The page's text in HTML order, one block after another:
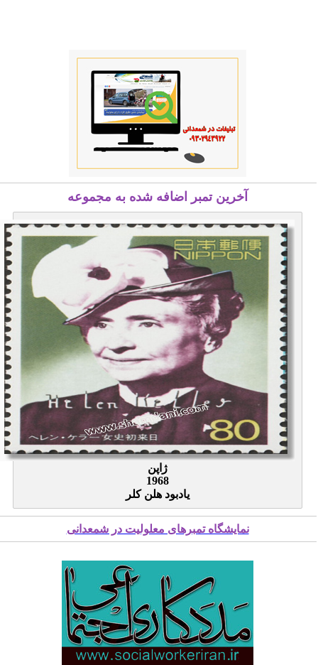
آخرین تمبر اضافه شده به مجموعه
ژاپن
1968
یادبود هلن کلر
نمایشگاه تمبرهای معلولیت در شمعدانی